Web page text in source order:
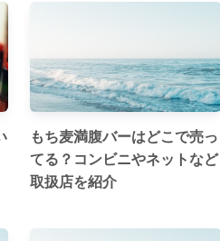
もち麦満腹バーはどこで売っ
てる？コンビニやネットなど
取扱店を紹介